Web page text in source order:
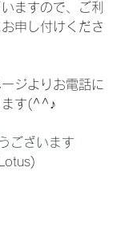
ますので、ご利
申し付けくださ
ジよりお電話に
ます(^^♪
ございます